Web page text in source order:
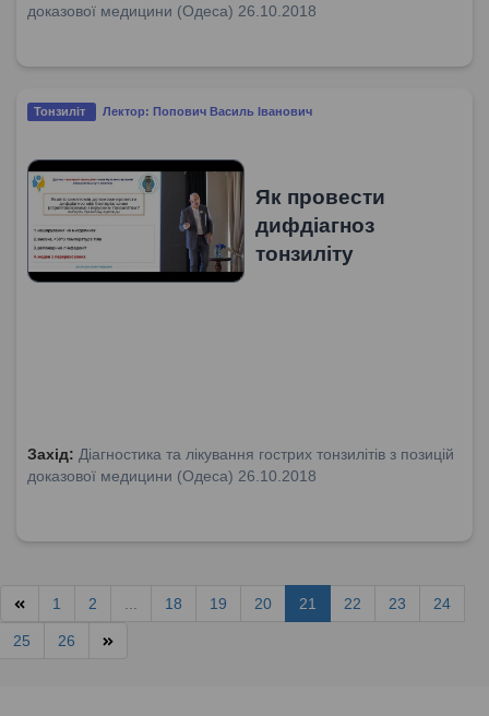
доказової медицини (Одеса) 26.10.2018
Тонзиліт Лектор: Попович Василь Іванович
Як провести
дифдіагноз
тонзиліту
Захід: Діагностика та лікування гострих тонзилітів з позицій
доказової медицини (Одеса) 26.10.2018
1 2 18 19 20 21 22 23 24
25 26